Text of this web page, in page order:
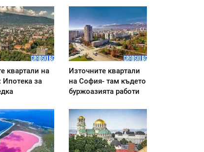
квартали на
за
Източните квартали
на София- там където
буржоазията работи